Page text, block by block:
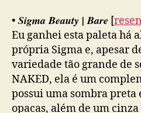
• Sigma Beauty | Bare [
Eu ganhei esta paleta há
própria Sigma e, apesar
variedade tão grande de
NAKED, ela é um
possui uma sombra
opacas, além de um